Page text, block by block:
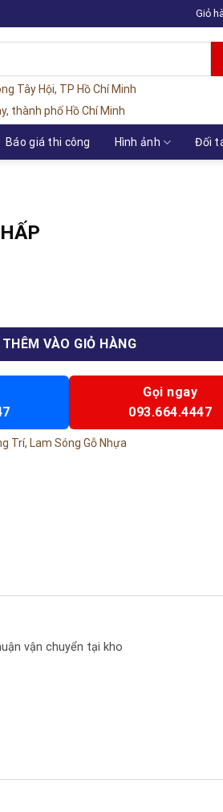
Giỏ
Tây Hội, TP Hồ Chí Minh
thành phố Hồ Chí Minh
Báo giá thi công Hình ảnh Đối
THÊM VÀO GIỎ HÀNG
Gọi ngay
093.664.4447
Trí, Lam Sóng Gỗ Nhựa
vận chuyển tại kho